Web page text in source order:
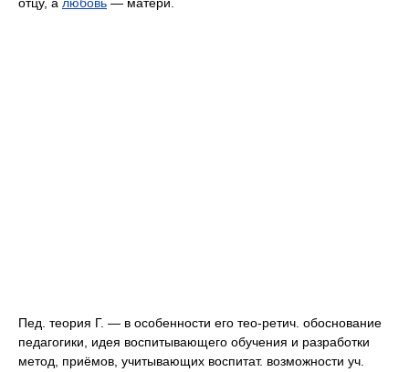
Пед. теория Г. — в особенности его тео-ретич. обоснование
педагогики, идея воспитывающего обучения и разработки
метод, приёмов, учитывающих воспитат. возможности уч.